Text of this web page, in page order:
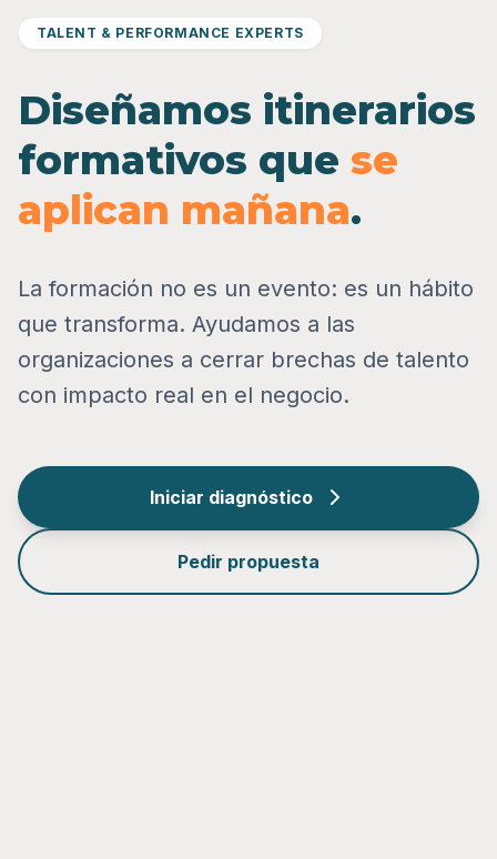
TALENT & PERFORMANCE EXPERTS
Diseñamos itinerarios
formativos que se
aplican mañana.
La formación no es un evento: es un hábito
que transforma. Ayudamos a las
organizaciones a cerrar brechas de talento
con impacto real en el negocio.
Iniciar diagnóstico
Pedir propuesta